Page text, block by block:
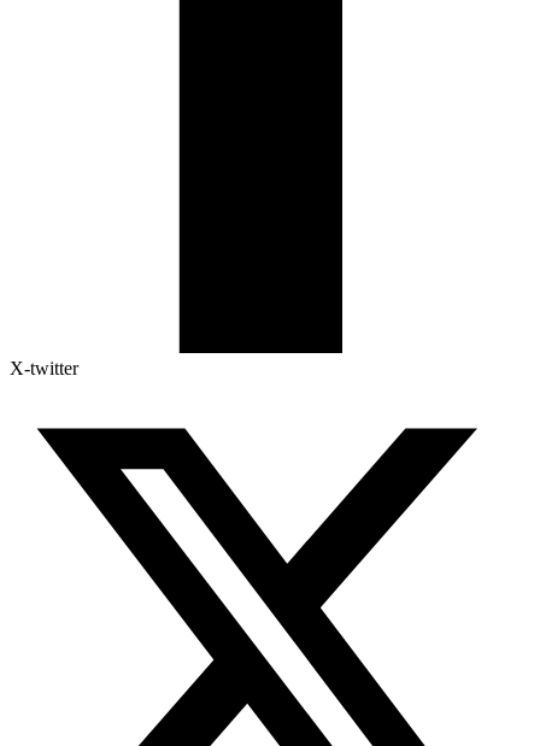
X-twitter